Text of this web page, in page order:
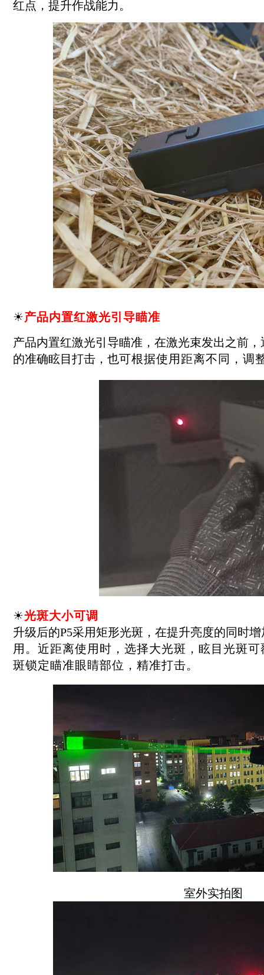
红点，提升作战能力。
☀产品内置红激光引导瞄准
产品内置红激光引导瞄准，在激光束发出之前
的准确眩目打击，也可根据使用距离不同，调
☀光斑大小可调
升级后的P5采用矩形光斑，在提升亮度的同时
用。近距离使用时，选择大光斑，眩目光斑
斑锁定瞄准眼睛部位，精准打击。
室外实拍图